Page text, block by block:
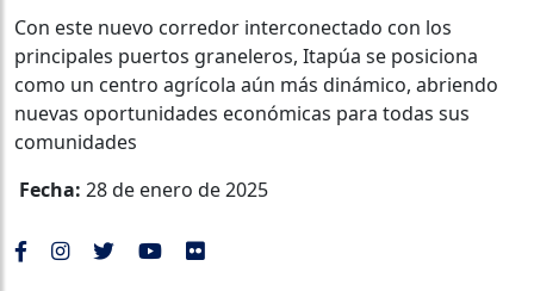
Con este nuevo corredor interconectado con los
principales puertos graneleros, Itapúa se posiciona
como un centro agrícola aún más dinámico, abriendo
nuevas oportunidades económicas para todas sus
comunidades
Fecha: 28 de enero de 2025